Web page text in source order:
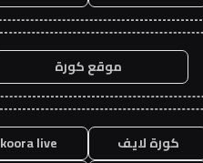
موقع كورة
كورة لايف
koora live